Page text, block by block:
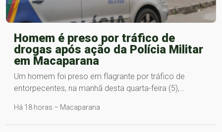
Homem é preso por tráfico de
drogas após ação da Polícia Militar
em Macaparana
Um homem foi preso em flagrante por tráfico de
entorpecentes, na manhã desta quarta-feira (5),…
Há 18 horas – Macaparana